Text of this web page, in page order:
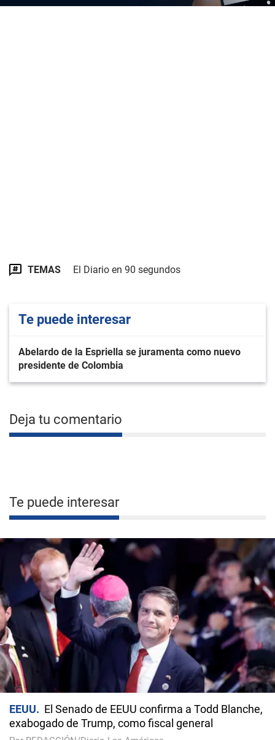
TEMAS El Diario en 90 segundos
Te puede interesar
Abelardo de la Espriella se juramenta como nuevo
presidente de Colombia
Deja tu comentario
Te puede interesar
EEUU
El Senado de EEUU confirma a Todd Blanche,
exabogado de Trump, como fiscal general